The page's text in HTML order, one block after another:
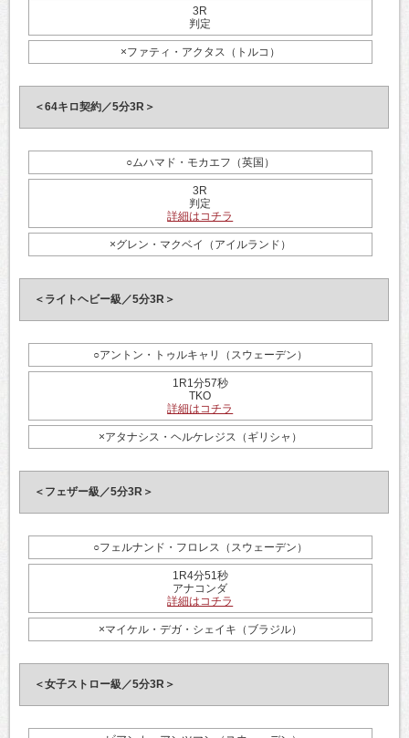
3R
判定
×ファティ・アクタス（トルコ）
＜64キロ契約／5分3R＞
○ムハマド・モカエフ（英国）
3R
判定
詳細はコチラ
×グレン・マクベイ（アイルランド）
＜ライトヘビー級／5分3R＞
○アントン・トゥルキャリ（スウェーデン）
1R1分57秒
TKO
詳細はコチラ
×アタナシス・ヘルケレジス（ギリシャ）
＜フェザー級／5分3R＞
○フェルナンド・フロレス（スウェーデン）
1R4分51秒
アナコンダ
詳細はコチラ
×マイケル・デガ・シェイキ（ブラジル）
＜女子ストロー級／5分3R＞